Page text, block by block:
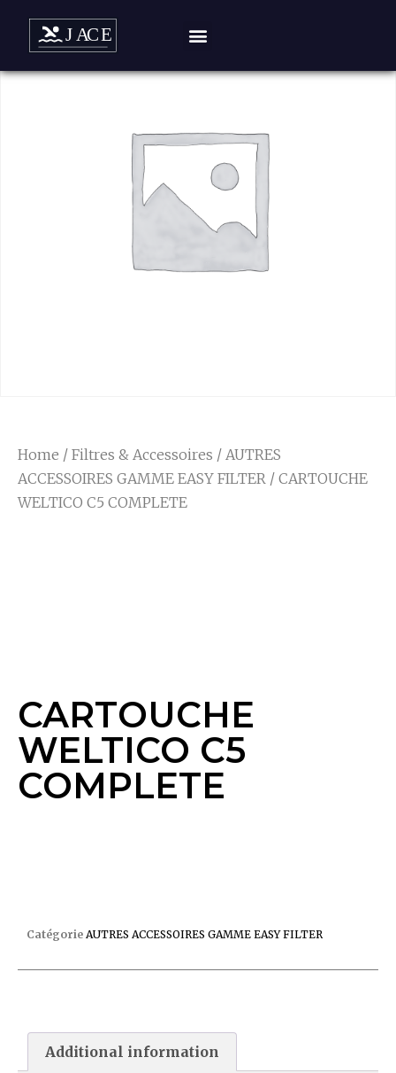
Home / Filtres & Accessoires / AUTRES
ACCESSOIRES GAMME EASY FILTER / CARTOUCHE
WELTICO C5 COMPLETE
CARTOUCHE
WELTICO C5
COMPLETE
Catégorie AUTRES ACCESSOIRES GAMME EASY FILTER
Additional information